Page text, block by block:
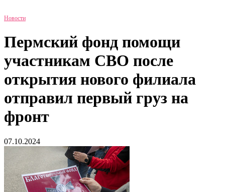
Новости
Пермский фонд помощи
участникам СВО после
открытия нового филиала
отправил первый груз на
фронт
07.10.2024